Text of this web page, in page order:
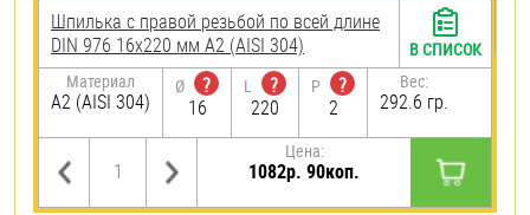
Шпилька с правой резьбой по всей длине
DIN 976 16х220 мм А2 (AISI 304)
Материал
А2 (AISI 304)
Ø
?
16
L
?
220
P
?
2
Вес:
292.6 гр.
Цена:
1082р. 90коп.
В СПИСОК